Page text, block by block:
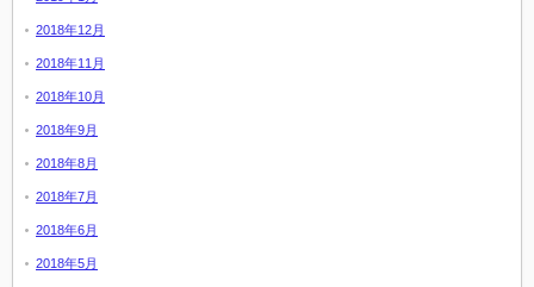
2018年12月
2018年11月
2018年10月
2018年9月
2018年8月
2018年7月
2018年6月
2018年5月